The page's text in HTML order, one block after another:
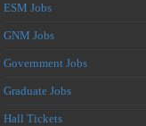
ESM Jobs
GNM Jobs
Government Jobs
Graduate Jobs
Hall Tickets